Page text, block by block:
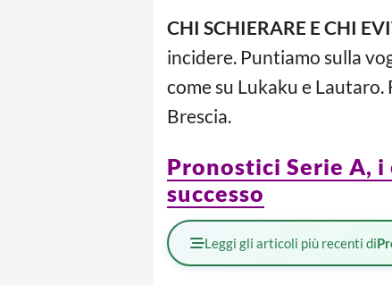
CHI SCHIERARE E CHI
incidere. Puntiamo sulla
come su Lukaku e
Brescia.
Pronostici Serie A,
successo
Leggi gli articoli più recenti di